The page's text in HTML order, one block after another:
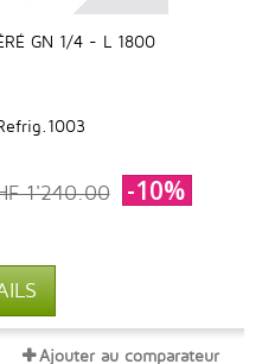
GN 1/4 - L 1800
1'240.00 -10%
Ajouter au comparateur